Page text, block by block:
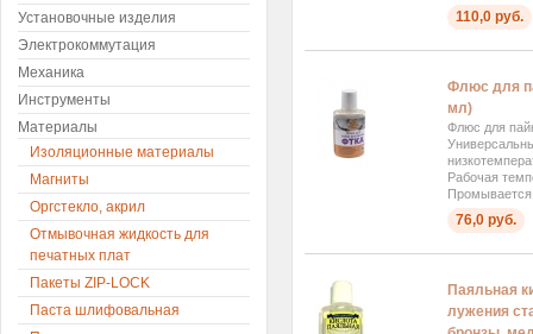
110,0 руб.
Флюс для
мл)
Флюс для
Рабочая
76,0 руб.
Паяльная
лужения
Установочные изделия
Электрокоммутация
Механика
Инструменты
Материалы
Изоляционные материалы
Магниты
Оргстекло, акрил
Отмывочная жидкость для
печатных плат
Пакеты ZIP-LOCK
Паста шлифовальная